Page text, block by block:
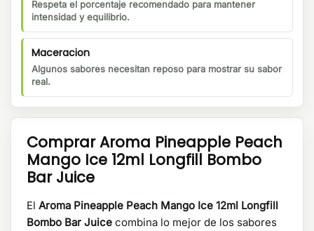
Respeta el porcentaje recomendado para mantener
intensidad y equilibrio.
Maceracion
Algunos sabores necesitan reposo para mostrar su sabor
real.
Comprar Aroma Pineapple Peach
Mango Ice 12ml Longfill Bombo
Bar Juice
El Aroma Pineapple Peach Mango Ice 12ml Longfill
Bombo Bar Juice combina lo mejor de los sabores